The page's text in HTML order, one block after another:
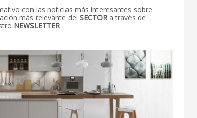
con las noticias más interesantes sobre
más relevante del SECTORa través de
NEWSLETTER